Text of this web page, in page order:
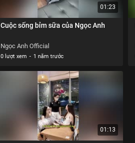
01:23
Cuộc sống bỉm sữa của Ngọc Anh
Ngọc Anh Official
0 lượt xem - 1 năm trước
01:13